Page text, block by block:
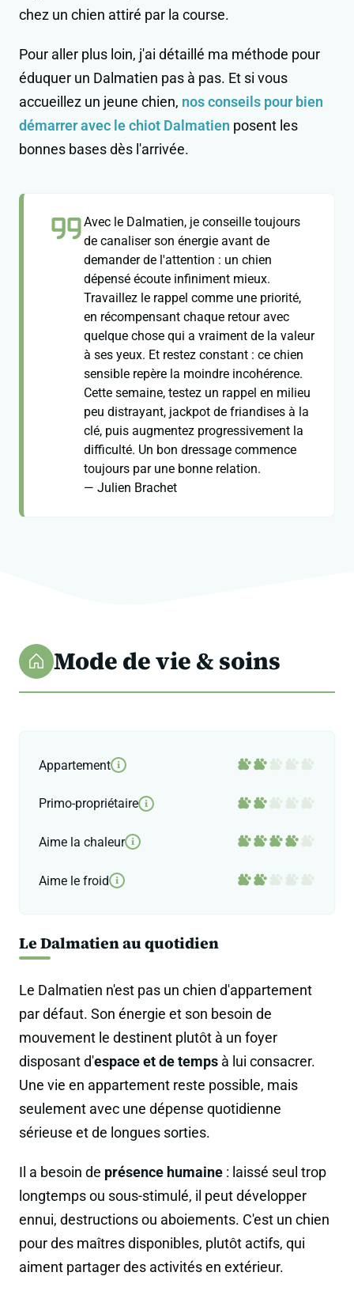
chez un chien attiré par la course.
Pour aller plus loin, j'ai détaillé ma méthode pour
éduquer un Dalmatien pas à pas. Et si vous
accueillez un jeune chien, nos conseils pour bien
démarrer avec le chiot Dalmatien posent les
bonnes bases dès l'arrivée.
Avec le Dalmatien, je conseille toujours
de canaliser son énergie avant de
demander de l'attention : un chien
dépensé écoute infiniment mieux.
Travaillez le rappel comme une priorité,
en récompensant chaque retour avec
quelque chose qui a vraiment de la valeur
à ses yeux. Et restez constant : ce chien
sensible repère la moindre incohérence.
Cette semaine, testez un rappel en milieu
peu distrayant, jackpot de friandises à la
clé, puis augmentez progressivement la
difficulté. Un bon dressage commence
toujours par une bonne relation.
— Julien Brachet
Mode de vie & soins
Appartement i
Primo-propriétaire i
Aime la chaleur i
Aime le froid i
Le Dalmatien au quotidien
Le Dalmatien n'est pas un chien d'appartement
par défaut. Son énergie et son besoin de
mouvement le destinent plutôt à un foyer
disposant d'espace et de temps à lui consacrer.
Une vie en appartement reste possible, mais
seulement avec une dépense quotidienne
sérieuse et de longues sorties.
Il a besoin de présence humaine : laissé seul trop
longtemps ou sous-stimulé, il peut développer
ennui, destructions ou aboiements. C'est un chien
pour des maîtres disponibles, plutôt actifs, qui
aiment partager des activités en extérieur.